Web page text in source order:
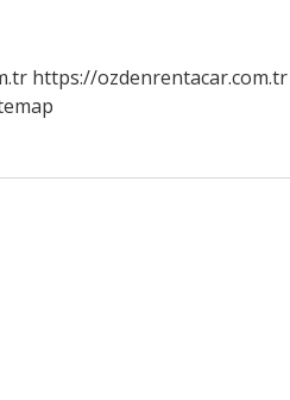
https://ozdenrentacar.com.tr